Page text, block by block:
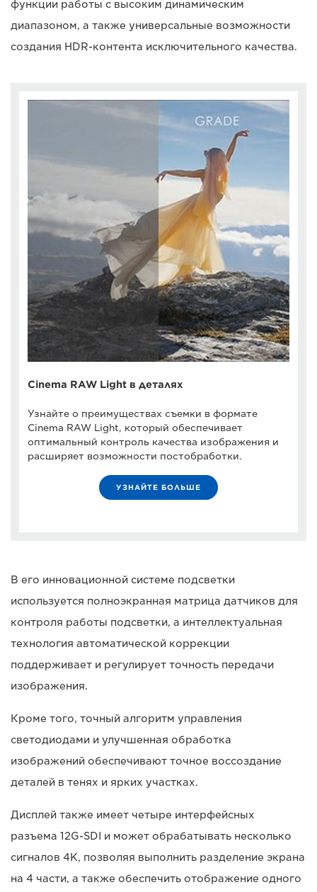
функции работы с высоким динамическим
диапазоном, а также универсальные возможности
создания HDR-контента исключительного качества.
Cinema RAW Light в деталях
Узнайте о преимуществах съемки в формате
Cinema RAW Light, который обеспечивает
оптимальный контроль качества изображения и
расширяет возможности постобработки.
УЗНАЙТЕ БОЛЬШЕ
В его инновационной системе подсветки
используется полноэкранная матрица датчиков для
контроля работы подсветки, а интеллектуальная
технология автоматической коррекции
поддерживает и регулирует точность передачи
изображения.
Кроме того, точный алгоритм управления
светодиодами и улучшенная обработка
изображений обеспечивают точное воссоздание
деталей в тенях и ярких участках.
Дисплей также имеет четыре интерфейсных
разъема 12G-SDI и может обрабатывать несколько
сигналов 4K, позволяя выполнить разделение экрана
на 4 части, а также обеспечить отображение одного